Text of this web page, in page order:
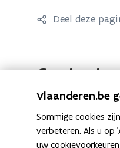
Deel deze
Contact
Neem contact op
Vlaanderen.be
Sommige cookies
verbeteren. Als u op
uw